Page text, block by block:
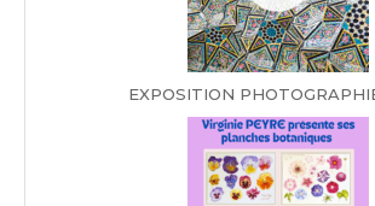
EXPOSITION